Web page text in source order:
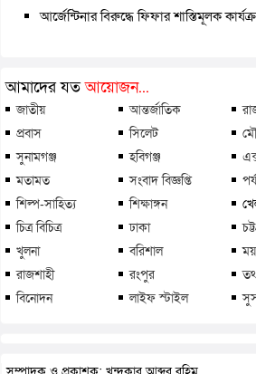
আর্জেন্টিনার বিরুদ্ধে ফিফার শাস্তিমূলক
আমাদের যতআয়োজন...
জাতীয় আন্তর্জাতিক
প্রবাস
সিলেট
সুনামগঞ্জ
হবিগঞ্জ
মতামত
সংবাদ বিজ্ঞপ্তি
শিল্প-সাহিত্য
শিক্ষাঙ্গন
চিত্র বিচিত্র
ঢাকা
খুলনা
বরিশাল
রাজশাহী
রংপুর
বিনোদন
লাইফ স্টাইল